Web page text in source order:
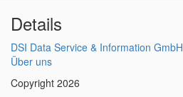
Details
DSI Data Service & Information GmbH
Über uns
Copyright 2026